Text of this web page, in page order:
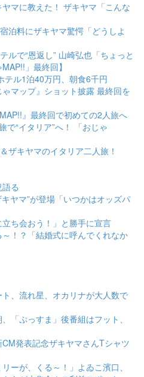
マに教えた！ ザキヤマ「こんな
泊料にザキヤマ驚愕「どうしよ
ルで“恩返し” 山崎弘也「ちょっと
」最終回】
テル1泊40万円、朝食6千円
マップ』ショット披露 最終回を
』最終回で初めての2人旅へ
で“イタリア”へ！ 「おじゃ
ザキヤマのイタリア二人旅！
る
ヤマ”が登場「いつかはオッズパ
ち会おう！」と勝手に宣言
！？「結婚式に呼んでくれなか
、流れ星、オカリナが大人数で
「ぷっすま」後番組はフット、
CM発表記念ザキヤマさんTシャツ
ーが、くる～！」よゐこ濱口、